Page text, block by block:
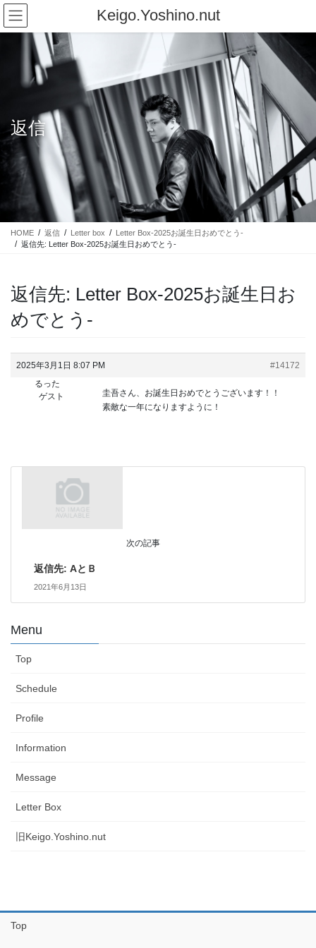
コ
ン
テ
ナ
ビ
ゲ
動
Keigo.Yoshino.nut
返信
HOME 返信 Letter box
Letter Box-2025お誕生日おめでとう-
返信先: Letter Box-2025お誕生日おめでとう-
返信先: Letter Box-2025お誕生日お
めでとう-
2025年3月1日 8:07 PM
#14172
るった
ゲスト
圭吾さん、お誕生日おめでとうございます！！
素敵な一年になりますように！
次の記事
返信先: AとＢ
2021年6月13日
Menu
Top
Schedule
Profile
Information
Message
Letter Box
旧Keigo.Yoshino.nut
Top